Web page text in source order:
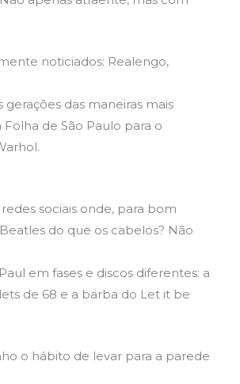
noticiados: Realengo,
das maneiras mais
de São Paulo para o
sociais onde, para bom
do que os cabelos? Não
em fases e discos diferentes: a
de 68 e a barba do Let it be
o hábito de levar para a parede